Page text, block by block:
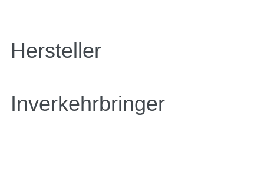
Hersteller
Inverkehrbringer